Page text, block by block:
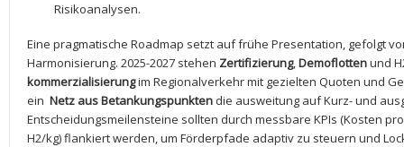
Risikoanalysen.
Eine ⁤pragmatische Roadmap setzt auf frühe Presentation, gefolgt​
Harmonisierung. 2025-2027⁢ stehen Zertifizierung,Demoflottenund
kommerzialisierungim Regionalverkehr mit gezielten Quoten⁢ und
ein ‌ Netz aus ​Betankungspunkten die ausweitung auf Kurz-⁣ und
Entscheidungsmeilensteine ‍sollten durch messbare KPIs⁣ (Kosten pro
H2/kg) flankiert werden, um Förderpfade adaptiv​ zu steuern​ und